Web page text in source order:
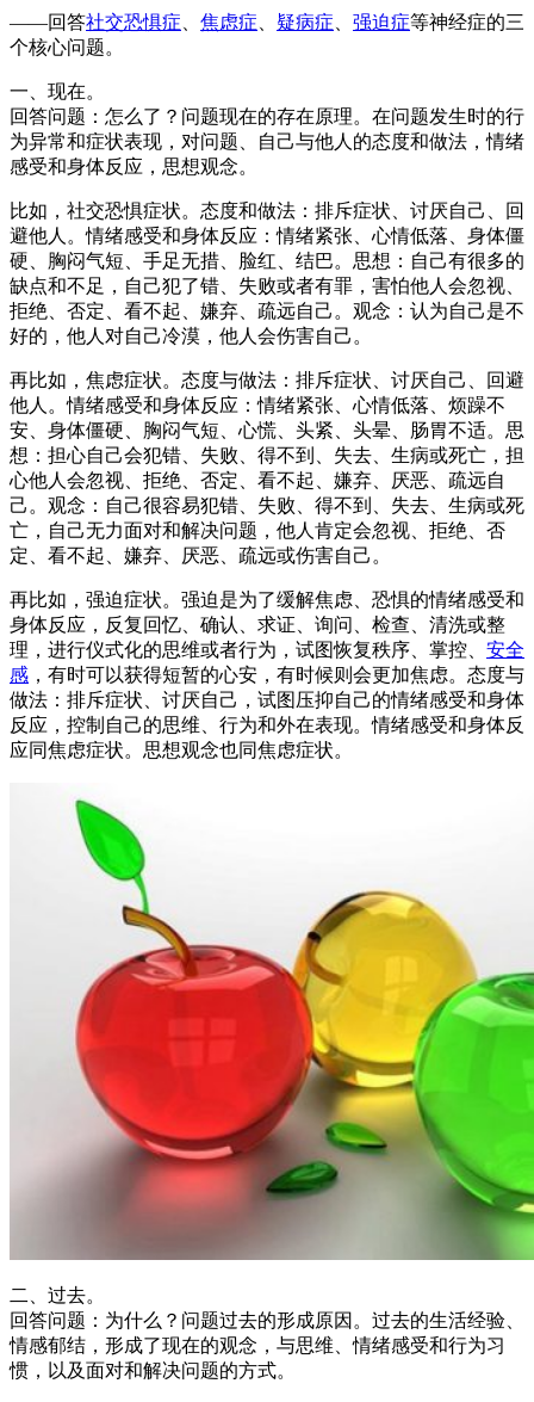
——回答社交恐惧症 焦虑症 疑病症 强迫症等神经症的三
个核心问题。
一、现在。
回答问题：怎么了？问题现在的存在原理。在问题发生时的行
为异常和症状表现，对问题、自己与他人的态度和做法，情绪
感受和身体反应，思想观念。
比如，社交恐惧症状。态度和做法：排斥症状、讨厌自己、回
避他人。情绪感受和身体反应：情绪紧张、心情低落、身体僵
硬、胸闷气短、手足无措、脸红、结巴。思想：自己有很多的
缺点和不足，自己犯了错、失败或者有罪，害怕他人会忽视、
拒绝、否定、看不起、嫌弃、疏远自己。观念：认为自己是不
好的，他人对自己冷漠，他人会伤害自己。
再比如，焦虑症状。态度与做法：排斥症状、讨厌自己、回避
他人。情绪感受和身体反应：情绪紧张、心情低落、烦躁不
安、身体僵硬、胸闷气短、心慌、头紧、头晕、肠胃不适。思
想：担心自己会犯错、失败、得不到、失去、生病或死亡，担
心他人会忽视、拒绝、否定、看不起、嫌弃、厌恶、疏远自
己。观念：自己很容易犯错、失败、得不到、失去、生病或死
亡，自己无力面对和解决问题，他人肯定会忽视、拒绝、否
定、看不起、嫌弃、厌恶、疏远或伤害自己。
再比如，强迫症状。强迫是为了缓解焦虑、恐惧的情绪感受和
身体反应，反复回忆、确认、求证、询问、检查、清洗或整
理，进行仪式化的思维或者行为，试图恢复秩序、掌控、 安全
感 ，有时可以获得短暂的心安，有时候则会更加焦虑。态度与
做法：排斥症状、讨厌自己，试图压抑自己的情绪感受和身体
反应，控制自己的思维、行为和外在表现。情绪感受和身体反
应同焦虑症状。思想观念也同焦虑症状。
二、过去。
回答问题：为什么？问题过去的形成原因。过去的生活经验、
情感郁结，形成了现在的观念，与思维、情绪感受和行为习
惯，以及面对和解决问题的方式。